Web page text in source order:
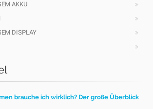
AKKU
DISPLAY
brauche ich wirklich? Der große Überblick